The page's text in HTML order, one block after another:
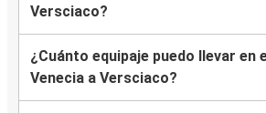
Versciaco?
¿Cuánto equipaje puedo llevar en
Venecia a Versciaco?